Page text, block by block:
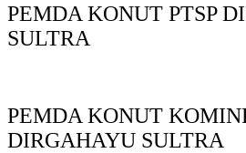
PEMDA KONUT PTSP
SULTRA
PEMDA KONUT
DIRGAHAYU SULTRA